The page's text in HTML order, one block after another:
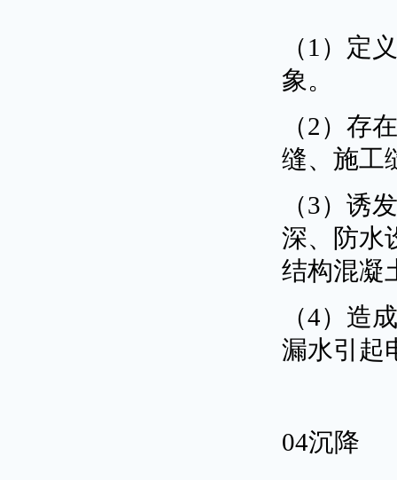
（1）定
象。
（2）存
缝、施工
（3）诱
深、防水
结构混凝
（4）造
漏水引起
04沉降